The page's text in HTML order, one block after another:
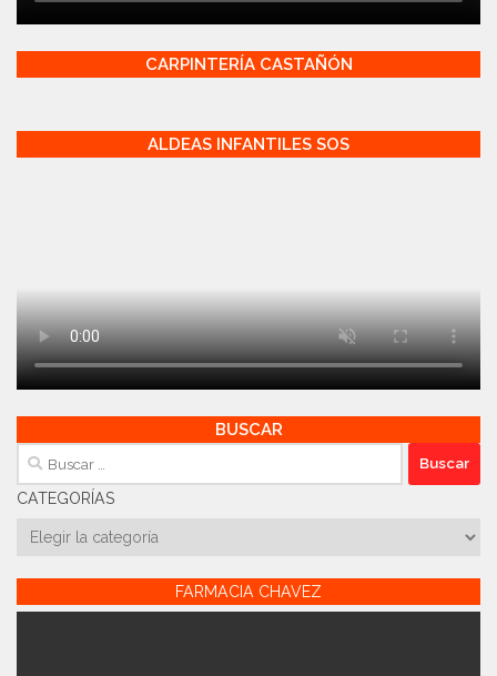
CARPINTERÍA CASTAÑÓN
ALDEAS INFANTILES SOS
BUSCAR
Buscar:
CATEGORÍAS
Categorías
FARMACIA CHAVEZ